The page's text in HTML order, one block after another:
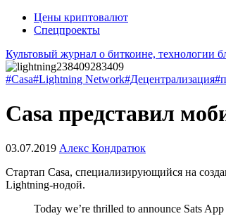
Цены криптовалют
Спецпроекты
Культовый журнал о биткоине, технологии
#Casa#Lightning Network#Децентрализация
Casa представил
03.07.2019 Алекс Кондратюк
Стартап Casa, специализирующийся на
Lightning-нодой.
Today we’re thrilled to announce Sats